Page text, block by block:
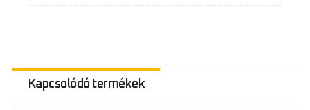
Kapcsolódó termékek